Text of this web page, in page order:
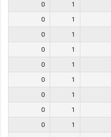
1
0
1
0
1
0
1
0
1
0
1
0
1
0
1
0
1
0